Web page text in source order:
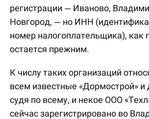
регистрации — Иваново,
Новгород, — но ИНН
номер налогоплательщика), как
остается прежним.
К числу таких организаций
всем известные «Дормострой»
судя по всему, и некое ООО
сейчас зарегистрировано во